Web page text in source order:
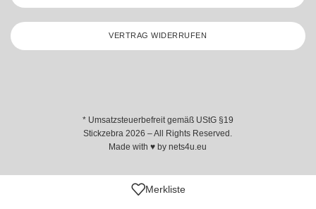
VERTRAG WIDERRUFEN
* Umsatzsteuerbefreit gemäß UStG §19
Stickzebra 2026 – All Rights Reserved.
Made with ♥ bynets4u.eu
Merkliste